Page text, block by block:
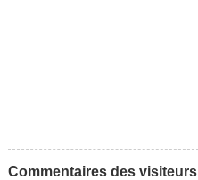
Commentaires des visiteurs